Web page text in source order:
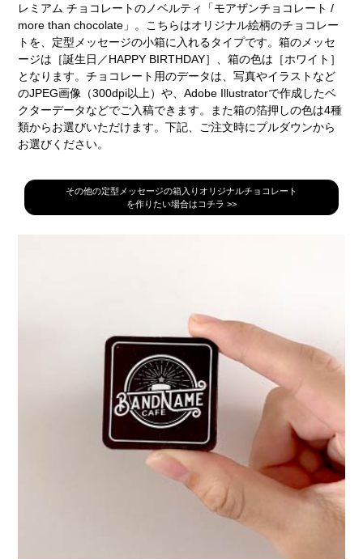
レミアム チョコレートのノベルティ「モアザンチョコレート /
more than chocolate」。こちらはオリジナル絵柄のチョコレー
トを、定型メッセージの小箱に入れるタイプです。箱のメッセ
ージは［誕生日／HAPPY BIRTHDAY］、箱の色は［ホワイト］
となります。チョコレート用のデータは、写真やイラストなど
のJPEG画像（300dpi以上）や、Adobe Illustratorで作成したベ
クターデータなどでご入稿できます。また箱の箔押しの色は4種
類からお選びいただけます。下記、ご注文時にプルダウンから
お選びください。
その他の定型メッセージの箱入りオリジナルチョコレート
を作りたい場合はコチラ >>